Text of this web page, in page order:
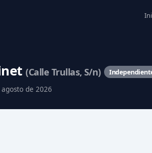
(Calle Trullas, S/n)
agosto de 2026